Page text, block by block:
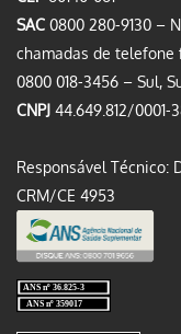
SAC 0800 280-9130 –
chamadas de telefone
0800 018-3456 – Sul,
CNPJ 44.649.812/0001-
Responsável Técnico:
CRM/CE 4953